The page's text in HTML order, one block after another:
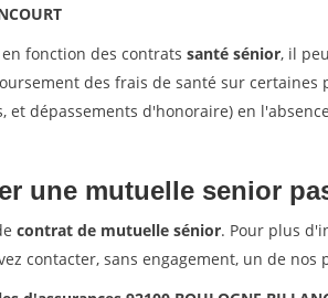
en fonction des contrats santé sénior, il
des frais de santé sur certaines
et dépassements d'honoraire) en
une mutuelle senior
contrat de mutuelle sénior. Pour plus
contacter, sans engagement, un de nos